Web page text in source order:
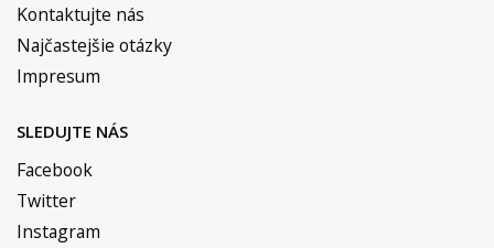
Kontaktujte nás
Najčastejšie otázky
Impresum
SLEDUJTE NÁS
Facebook
Twitter
Instagram